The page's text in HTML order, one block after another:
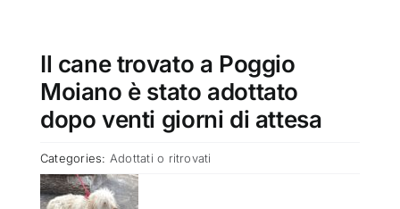
SMARRITI O DA ADOTTARE
ADOTTATI O RITROVATI
Il cane trovato a Poggio
Moiano è stato adottato
dopo venti giorni di attesa
Categories: Adottati o ritrovati